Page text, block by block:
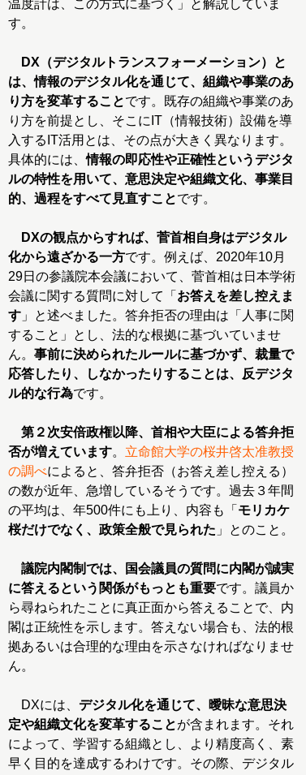
温度計は、この方式に基づく」と解説していま
す。
DX（デジタルトランスフォーメーション）と
は、情報のデジタル化を通じて、組織や事業のあ
り方を変革することです。既存の組織や事業のあ
り方を前提とし、そこにIT（情報技術）設備を導
入するIT活用とは、その点が大きく異なります。
具体的には、情報の即応性や正確性というデジタ
ルの特性を用いて、意思決定や組織文化、事業目
的、過程をすべて見直すことです。
DXの観点からすれば、菅首相自身はデジタル
化から遠ざかる一方です。例えば、2020年10月
29日の参議院本会議において、菅首相は日本学術
会議に関する質問に対して「 お答えを差し控えま
す 」と述べました。答弁拒否の理由は「人事に関
すること」とし、法的な根拠に基づいていませ
ん。 事前に決められたルールに基づかず、裁量で
応答したり、しなかったりすることは、反デジタ
ル的な行為です。
第２次安倍政権以降、首相や大臣による答弁拒
否が増えています。 立命館大学の桜井啓太准教授
の調べによると、答弁拒否（お答え差し控える）
の数が近年、急増しているそうです。過去３年間
の平均は、年500件にも上り、内容も「 モリカケ
桜だけでなく、政策全般で見られた 」とのこと。
議院内閣制では、国会議員の質問に内閣が誠実
に答えるという関係がもっとも重要です。議員か
ら尋ねられたことに真正面から答えることで、内
閣は正統性を示します。答えない場合も、法的根
拠あるいは合理的な理由を示さなければなりませ
ん。
DXには、 デジタル化を通じて、曖昧な意思決
定や組織文化を変革することが含まれます。それ
によって、学習する組織とし、より精度高く、素
早く目的を達成するわけです。その際、デジタル